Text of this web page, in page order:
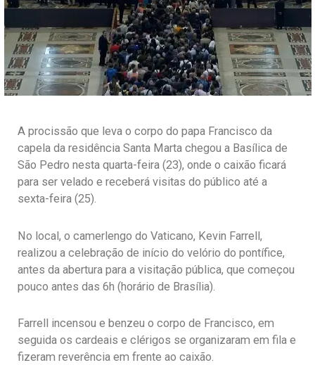
A procissão que leva o corpo do papa Francisco da
capela da residência Santa Marta chegou a Basílica de
São Pedro nesta quarta-feira (23), onde o caixão ficará
para ser velado e receberá visitas do público até a
sexta-feira (25).
No local, o camerlengo do Vaticano, Kevin Farrell,
realizou a celebração de início do velório do pontífice,
antes da abertura para a visitação pública, que começou
pouco antes das 6h (horário de Brasília).
Farrell incensou e benzeu o corpo de Francisco, em
seguida os cardeais e clérigos se organizaram em fila e
fizeram reverência em frente ao caixão.